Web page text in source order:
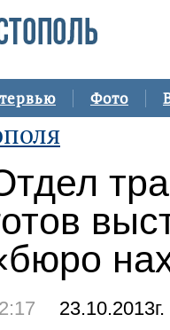
Фото
23.10.2013г.